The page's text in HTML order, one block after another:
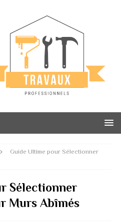
Guide Ultime pour Sélectionner
Sélectionner
Murs Abîmés